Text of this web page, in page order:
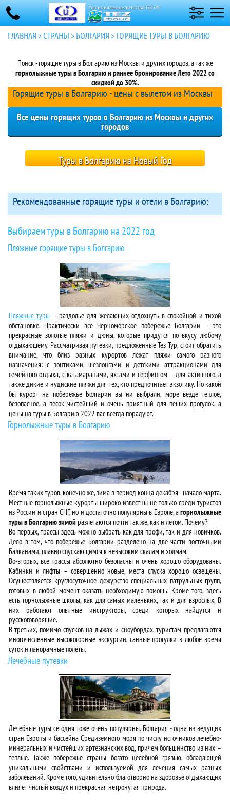
ГЛАВНАЯ >СТРАНЫ > БОЛГАРИЯ > ГОРЯЩИЕ ТУРЫ В БОЛГАРИЮ
Поиск - горящие туры в Болгарию из Москвы и других городов, а так же
горнолыжные туры в Болгарию и раннее бронирование Лето 2022 со
скидкой до 30%.
Горящие туры в Болгарию - цены с вылетом из Москвы
Все цены горящих туров в Болгарию из Москвы и других
городов
Туры в Болгарию на Новый Год
Рекомендованные горящие туры и отели в Болгарию:
Выбираем туры в Болгарию на 2022 год
Пляжные горящие туры в Болгарию
Пляжные туры – раздолье для желающих отдохнуть в спокойной и тихой
обстановке. Практически все Черноморское побережье Болгарии – это
прекрасные золотые пляжи и дюны, которые придутся по вкусу любому
отдыхающему. Рассматривая путевки, предложенные Тез Тур, стоит обратить
внимание, что близ разных курортов лежат пляжи самого разного
назначения: с зонтиками, шезлонгами и детскими аттракционами для
семейного отдыха, с катамаранами, яхтами и серфингом – для активного, а
также дикие и нудиские пляжи для тех, кто предпочитает экзотику. Но какой
бы курорт на побережье Болгарии вы ни выбрали, море везде теплое,
безопасное, а песок чистейший и очень приятный для пеших прогулок, а
цены на туры в Болгарию 2022 вас всегда порадуют.
Горнолыжные туры в Болгарию
Время таких туров, конечно же, зима в период конца декабря - начало марта.
Местные горнолыжные курорты широко известны не только среди туристов
из России и стран СНГ, но и достаточно популярны в Европе, агорнолыжные
туры в Болгарию зимойразлетаются почти так же, как и летом. Почему?
Во-первых, трассы здесь можно выбрать как для профи, так и для новичков.
Дело в том, что побережье Болгарии разделено на две части восточными
Балканами, плавно спускающимся к невысоким скалам и холмам.
Во-вторых, все трассы абсолютно безопасны и очень хорошо оборудованы.
Кабинки и лифты – совершенно новые, места спуска хорошо освещены.
Осуществляется круглосуточное дежурство специальных патрульных групп,
готовых в любой момент оказать необходимую помощь. Кроме того, здесь
есть горнолыжные школы, как для самых маленьких, так и для взрослых. В
них работают опытные инструкторы, среди которых найдутся и
русскоговорящие.
В-третьих, помимо спусков на лыжах и сноубордах, туристам предлагаются
многочисленные высокогорные экскурсии, санные прогулки в любое время
суток и панорамные полеты.
Лечебные путевки
Лечебные туры сегодня тоже очень популярны. Болгария - одна из ведущих
стран Европы и бассейна Средиземного моря по числу источников лечебно-
минеральных и чистейших артезианских вод, причем большинство из них –
теплые. Также побережье страны богато целебной грязью, обладающей
уникальными свойствами и используемой для лечения самых разных
заболеваний. Кроме того, удивительно благотворно на здоровье отдыхающих
влияет чистый воздух и прекрасная нетронутая природа.